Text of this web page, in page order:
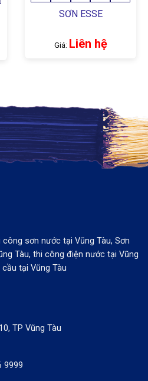
SƠN ESSE
Giá: Liên hệ
công sơn nước tại Vũng Tàu, Sơn
Tàu, thi công điện nước tại Vũng
tại Vũng Tàu
TP Vũng Tàu
9999